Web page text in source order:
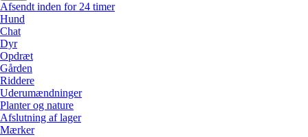
Afsendt inden for 24 timer
Hund
Chat
Dyr
Opdræt
Gården
Riddere
Uderumændninger
Planter og nature
Afslutning af lager
Mærker